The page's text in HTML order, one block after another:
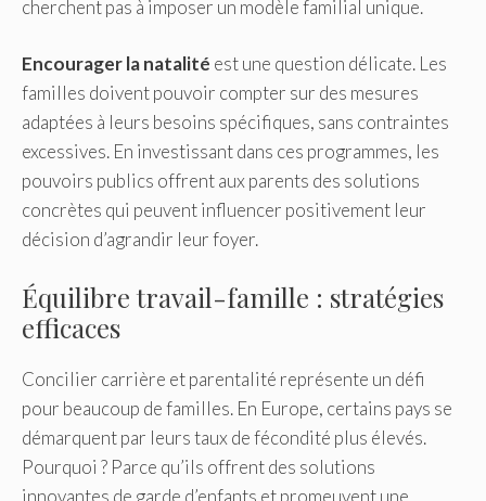
cherchent pas à imposer un modèle familial unique.
Encourager la natalité est une question délicate. Les
familles doivent pouvoir compter sur des mesures
adaptées à leurs besoins spécifiques, sans contraintes
excessives. En investissant dans ces programmes, les
pouvoirs publics offrent aux parents des solutions
concrètes qui peuvent influencer positivement leur
décision d’agrandir leur foyer.
Équilibre travail-famille : stratégies
efficaces
Concilier carrière et parentalité représente un défi
pour beaucoup de familles. En Europe, certains pays se
démarquent par leurs taux de fécondité plus élevés.
Pourquoi ? Parce qu’ils offrent des solutions
innovantes de garde d’enfants et promeuvent une